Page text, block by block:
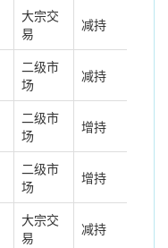
大宗交
易
减持
二级市
场
减持
二级市
场
增持
二级市
场
增持
大宗交
易
减持